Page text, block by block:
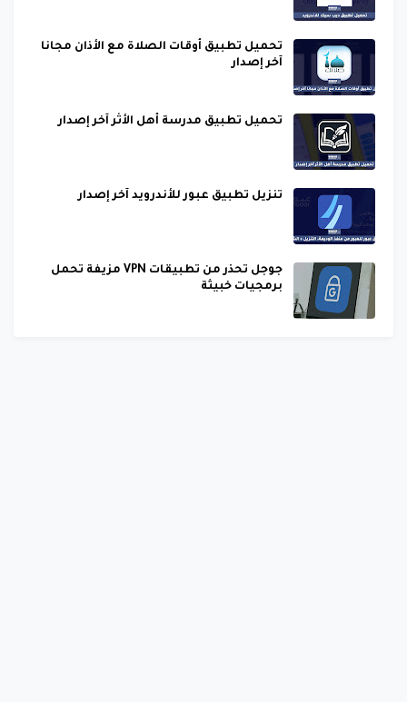
تحميل تطبيق أوقات الصلاة مع الأذان مجانا
آخر إصدار
تحميل تطبيق مدرسة أهل الأثر آخر إصدار
تنزيل تطبيق عبور للأندرويد آخر إصدار
جوجل تحذر من تطبيقات VPN مزيفة تحمل
برمجيات خبيثة